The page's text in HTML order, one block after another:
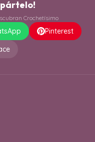
Crochetísimo
Pinterest